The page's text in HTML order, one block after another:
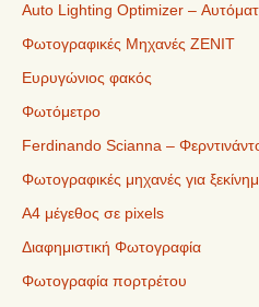
Auto Lighting Optimizer –
Φωτογραφικές Μηχανές ZENIT
Ευρυγώνιος φακός
Φωτόμετρο
Ferdinando Scianna –
Φωτογραφικές μηχανές για
Α4 μέγεθος σε pixels
Διαφημιστική Φωτογραφία
Φωτογραφία πορτρέτου